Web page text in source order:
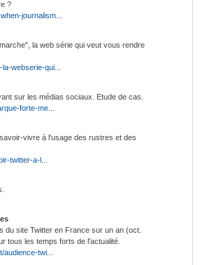
?
journalism...
la web série qui veut vous rendre
webserie-qui...
sur les médias sociaux. Etude de cas.
forte-me...
vivre à l'usage des rustres et des
twitter-a-l...
du site Twitter en France sur un an (oct.
tous les temps forts de l'actualité.
twi...